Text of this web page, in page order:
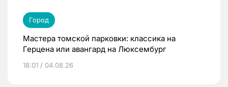
Город
Мастера томской парковки: классика на
Герцена или авангард на Люксембург
18:01 / 04.08.26